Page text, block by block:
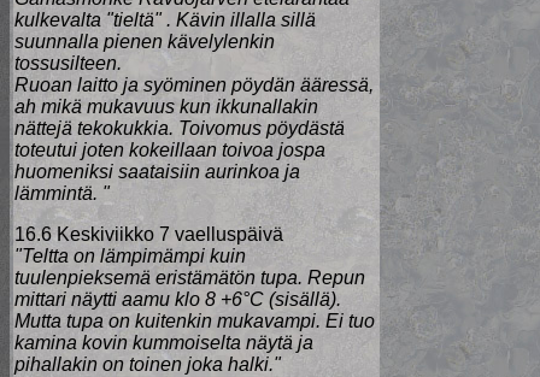
kulkevalta "tieltä" . Kävin illalla sillä
suunnalla pienen kävelylenkin
tossusilteen.
Ruoan laitto ja syöminen pöydän ääressä,
ah mikä mukavuus kun ikkunallakin
nättejä tekokukkia. Toivomus pöydästä
toteutui joten kokeillaan toivoa jospa
huomeniksi saataisiin aurinkoa ja
lämmintä. "
16.6 Keskiviikko 7 vaelluspäivä
"Teltta on lämpimämpi kuin
tuulenpieksemä eristämätön tupa. Repun
mittari näytti aamu klo 8 +6°C (sisällä).
Mutta tupa on kuitenkin mukavampi. Ei tuo
kamina kovin kummoiselta näytä ja
pihallakin on toinen joka halki."